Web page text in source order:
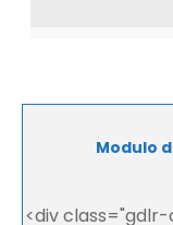
Modulo
<div